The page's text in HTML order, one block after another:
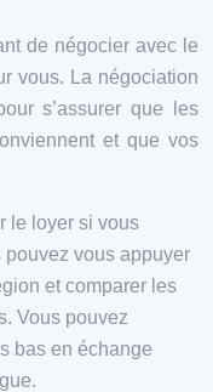
de négocier avec le
vous. La négociation
s’assurer que les
et que vos
le loyer si vous
pouvez vous appuyer
et comparer les
Vous pouvez
bas en échange